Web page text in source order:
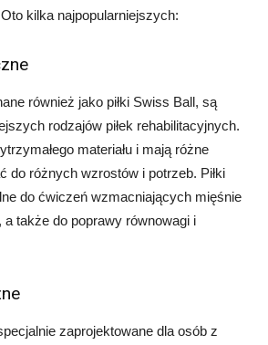
kilka najpopularniejszych:
również jako piłki Swiss Ball, są
rodzajów piłek rehabilitacyjnych.
materiału i mają różne
do różnych wzrostów i potrzeb. Piłki
do ćwiczeń wzmacniających mięśnie
a także do poprawy równowagi i
zaprojektowane dla osób z